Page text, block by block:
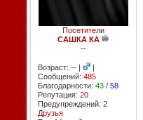
Посетители
САШКА КА
--
Возраст: -- |
|
Сообщений: 485
Благодарности: 43/ 58
Репутация: 20
Предупреждений: 2
Друзья